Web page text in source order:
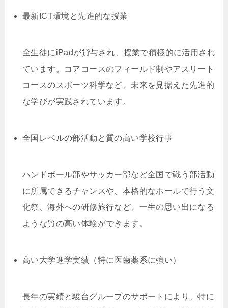
最新ICT環境と先進的な授業
全生徒にiPadが貸与され、授業で積極的に活用され
ています。コアコースのフィールド制やアスリート
コースのスポーツ科学など、未来を見据えた先進的
な学びが実践されています。
全国レベルの部活動と質の高い学校行事
ハンドボール部やサッカー部など全国で戦う部活動
に所属できるチャンスや、本格的なホールで行う文
化祭、海外への研修旅行など、一生の思い出になる
ような質の高い体験ができます。
高い大学進学実績（特に医歯薬系に強い）
長年の実績と駿台グループのサポートにより、特に